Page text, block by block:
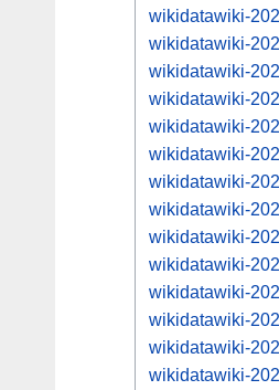
wikidatawiki-
wikidatawiki-
wikidatawiki-
wikidatawiki-
wikidatawiki-
wikidatawiki-
wikidatawiki-
wikidatawiki-
wikidatawiki-
wikidatawiki-
wikidatawiki-
wikidatawiki-
wikidatawiki-
wikidatawiki-